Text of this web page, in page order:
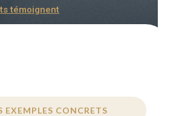
témoignent
EXEMPLES CONCRETS